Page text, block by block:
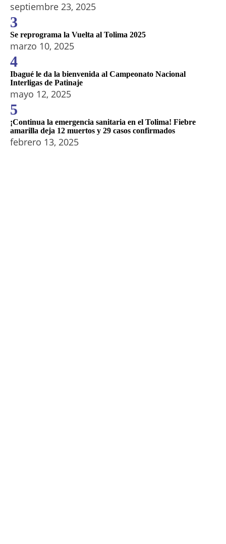
septiembre 23, 2025
3
Se reprograma la Vuelta al Tolima 2025
marzo 10, 2025
4
Ibagué le da la bienvenida al Campeonato Nacional
Interligas de Patinaje
mayo 12, 2025
5
¡Continua la emergencia sanitaria en el Tolima! Fiebre
amarilla deja 12 muertos y 29 casos confirmados
febrero 13, 2025